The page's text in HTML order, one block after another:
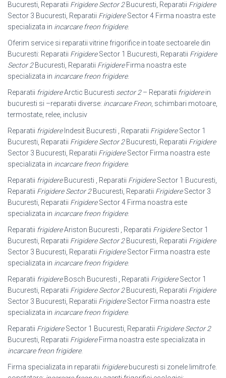
Bucuresti, Reparatii Frigidere Sector 2Bucuresti, Reparatii Frigidere
Sector 3 Bucuresti, Reparatii FrigidereSector 4 Firma noastra este
specializata in incarcare freon frigidere.
Oferim service si reparatii vitrine frigorifice in toate sectoarele din
Bucuresti: Reparatii FrigidereSector 1 Bucuresti, Reparatii Frigidere
Sector 2Bucuresti, Reparatii FrigidereFirma noastra este
specializata in incarcare freon frigidere.
Reparatii frigidereArctic Bucuresti sector 2– Reparatii frigiderein
bucuresti si –reparatii diverse: incarcare Freon , schimbari motoare,
termostate, relee, inclusiv
Reparatii frigidereIndesit Bucuresti , Reparatii FrigidereSector 1
Bucuresti, Reparatii Frigidere Sector 2Bucuresti, Reparatii Frigidere
Sector 3 Bucuresti, Reparatii FrigidereSector Firma noastra este
specializata in incarcare freon frigidere.
Reparatii frigidereBucuresti , Reparatii FrigidereSector 1 Bucuresti,
Reparatii Frigidere Sector 2Bucuresti, Reparatii FrigidereSector 3
Bucuresti, Reparatii FrigidereSector 4 Firma noastra este
specializata in incarcare freon frigidere.
Reparatii frigidereAriston Bucuresti , Reparatii FrigidereSector 1
Bucuresti, Reparatii Frigidere Sector 2Bucuresti, Reparatii Frigidere
Sector 3 Bucuresti, Reparatii FrigidereSector Firma noastra este
specializata in incarcare freon frigidere.
Reparatii frigidereBosch Bucuresti , Reparatii FrigidereSector 1
Bucuresti, Reparatii Frigidere Sector 2Bucuresti, Reparatii Frigidere
Sector 3 Bucuresti, Reparatii FrigidereSector Firma noastra este
specializata in incarcare freon frigidere.
Reparatii FrigidereSector 1 Bucuresti, Reparatii Frigidere Sector 2
Bucuresti, Reparatii FrigidereFirma noastra este specializata in
incarcare freon frigidere.
Firma specializata in reparatii frigiderebucuresti si zonele limitrofe.